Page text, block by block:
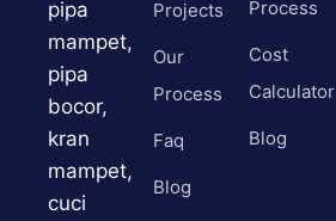
pipa
mampet,
pipa
bocor,
kran
mampet,
cuci
Projects
Our
Process
Faq
Blog
Process
Cost
Calculator
Blog